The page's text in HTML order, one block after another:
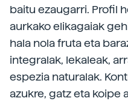
baitu ezaugarri. Profil
aurkako elikagaiak
hala nola fruta eta
integralak, lekaleak,
espezia naturalak.
azukre, gatz eta koipe